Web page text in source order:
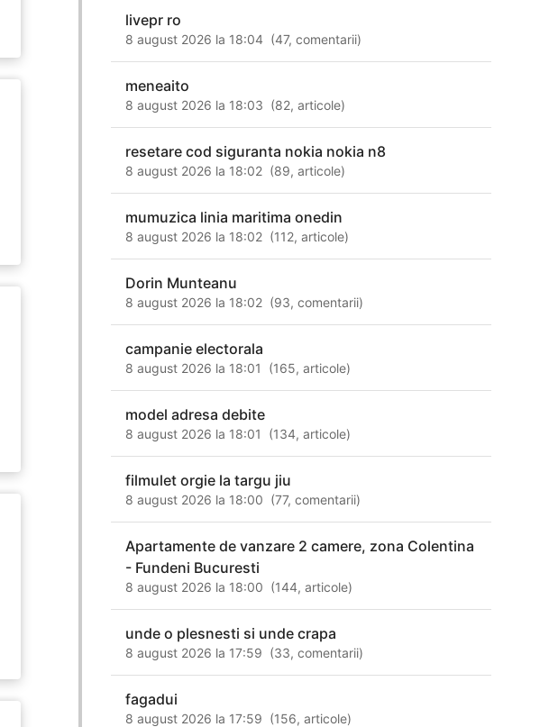
livepr ro
8 august 2026 la 18:04 (47,comentarii)
meneaito
8 august 2026 la 18:03 (82,articole)
resetare cod siguranta nokia nokia n8
8 august 2026 la 18:02 (89,articole)
mumuzica linia maritima onedin
8 august 2026 la 18:02 (112,articole)
Dorin Munteanu
8 august 2026 la 18:02 (93,comentarii)
campanie electorala
8 august 2026 la 18:01 (165,articole)
model adresa debite
8 august 2026 la 18:01 (134,articole)
filmulet orgie la targu jiu
8 august 2026 la 18:00 (77,comentarii)
Apartamente de vanzare 2 camere, zona Colentina
- Fundeni Bucuresti
8 august 2026 la 18:00 (144,articole)
unde o plesnesti si unde crapa
8 august 2026 la 17:59 (33,comentarii)
fagadui
8 august 2026 la 17:59 (156,articole)